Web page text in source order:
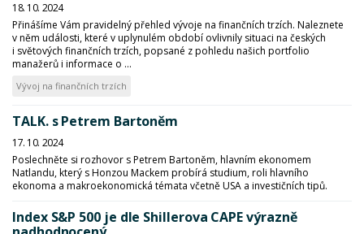
18. 10. 2024
Přinášíme Vám pravidelný přehled vývoje na finančních trzích. Naleznete
v něm události, které v uplynulém období ovlivnily situaci na českých
i světových finančních trzích, popsané z pohledu našich portfolio
manažerů i informace o ...
Vývoj na finančních trzích
TALK. s Petrem Bartoněm
17. 10. 2024
Poslechněte si rozhovor s Petrem Bartoněm, hlavním ekonomem
Natlandu, který s Honzou Mackem probírá studium, roli hlavního
ekonoma a makroekonomická témata včetně USA a investičních tipů.
Index S&P 500 je dle Shillerova CAPE výrazně